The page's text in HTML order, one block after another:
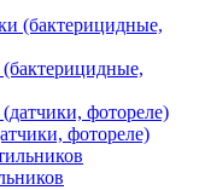
фотореле)